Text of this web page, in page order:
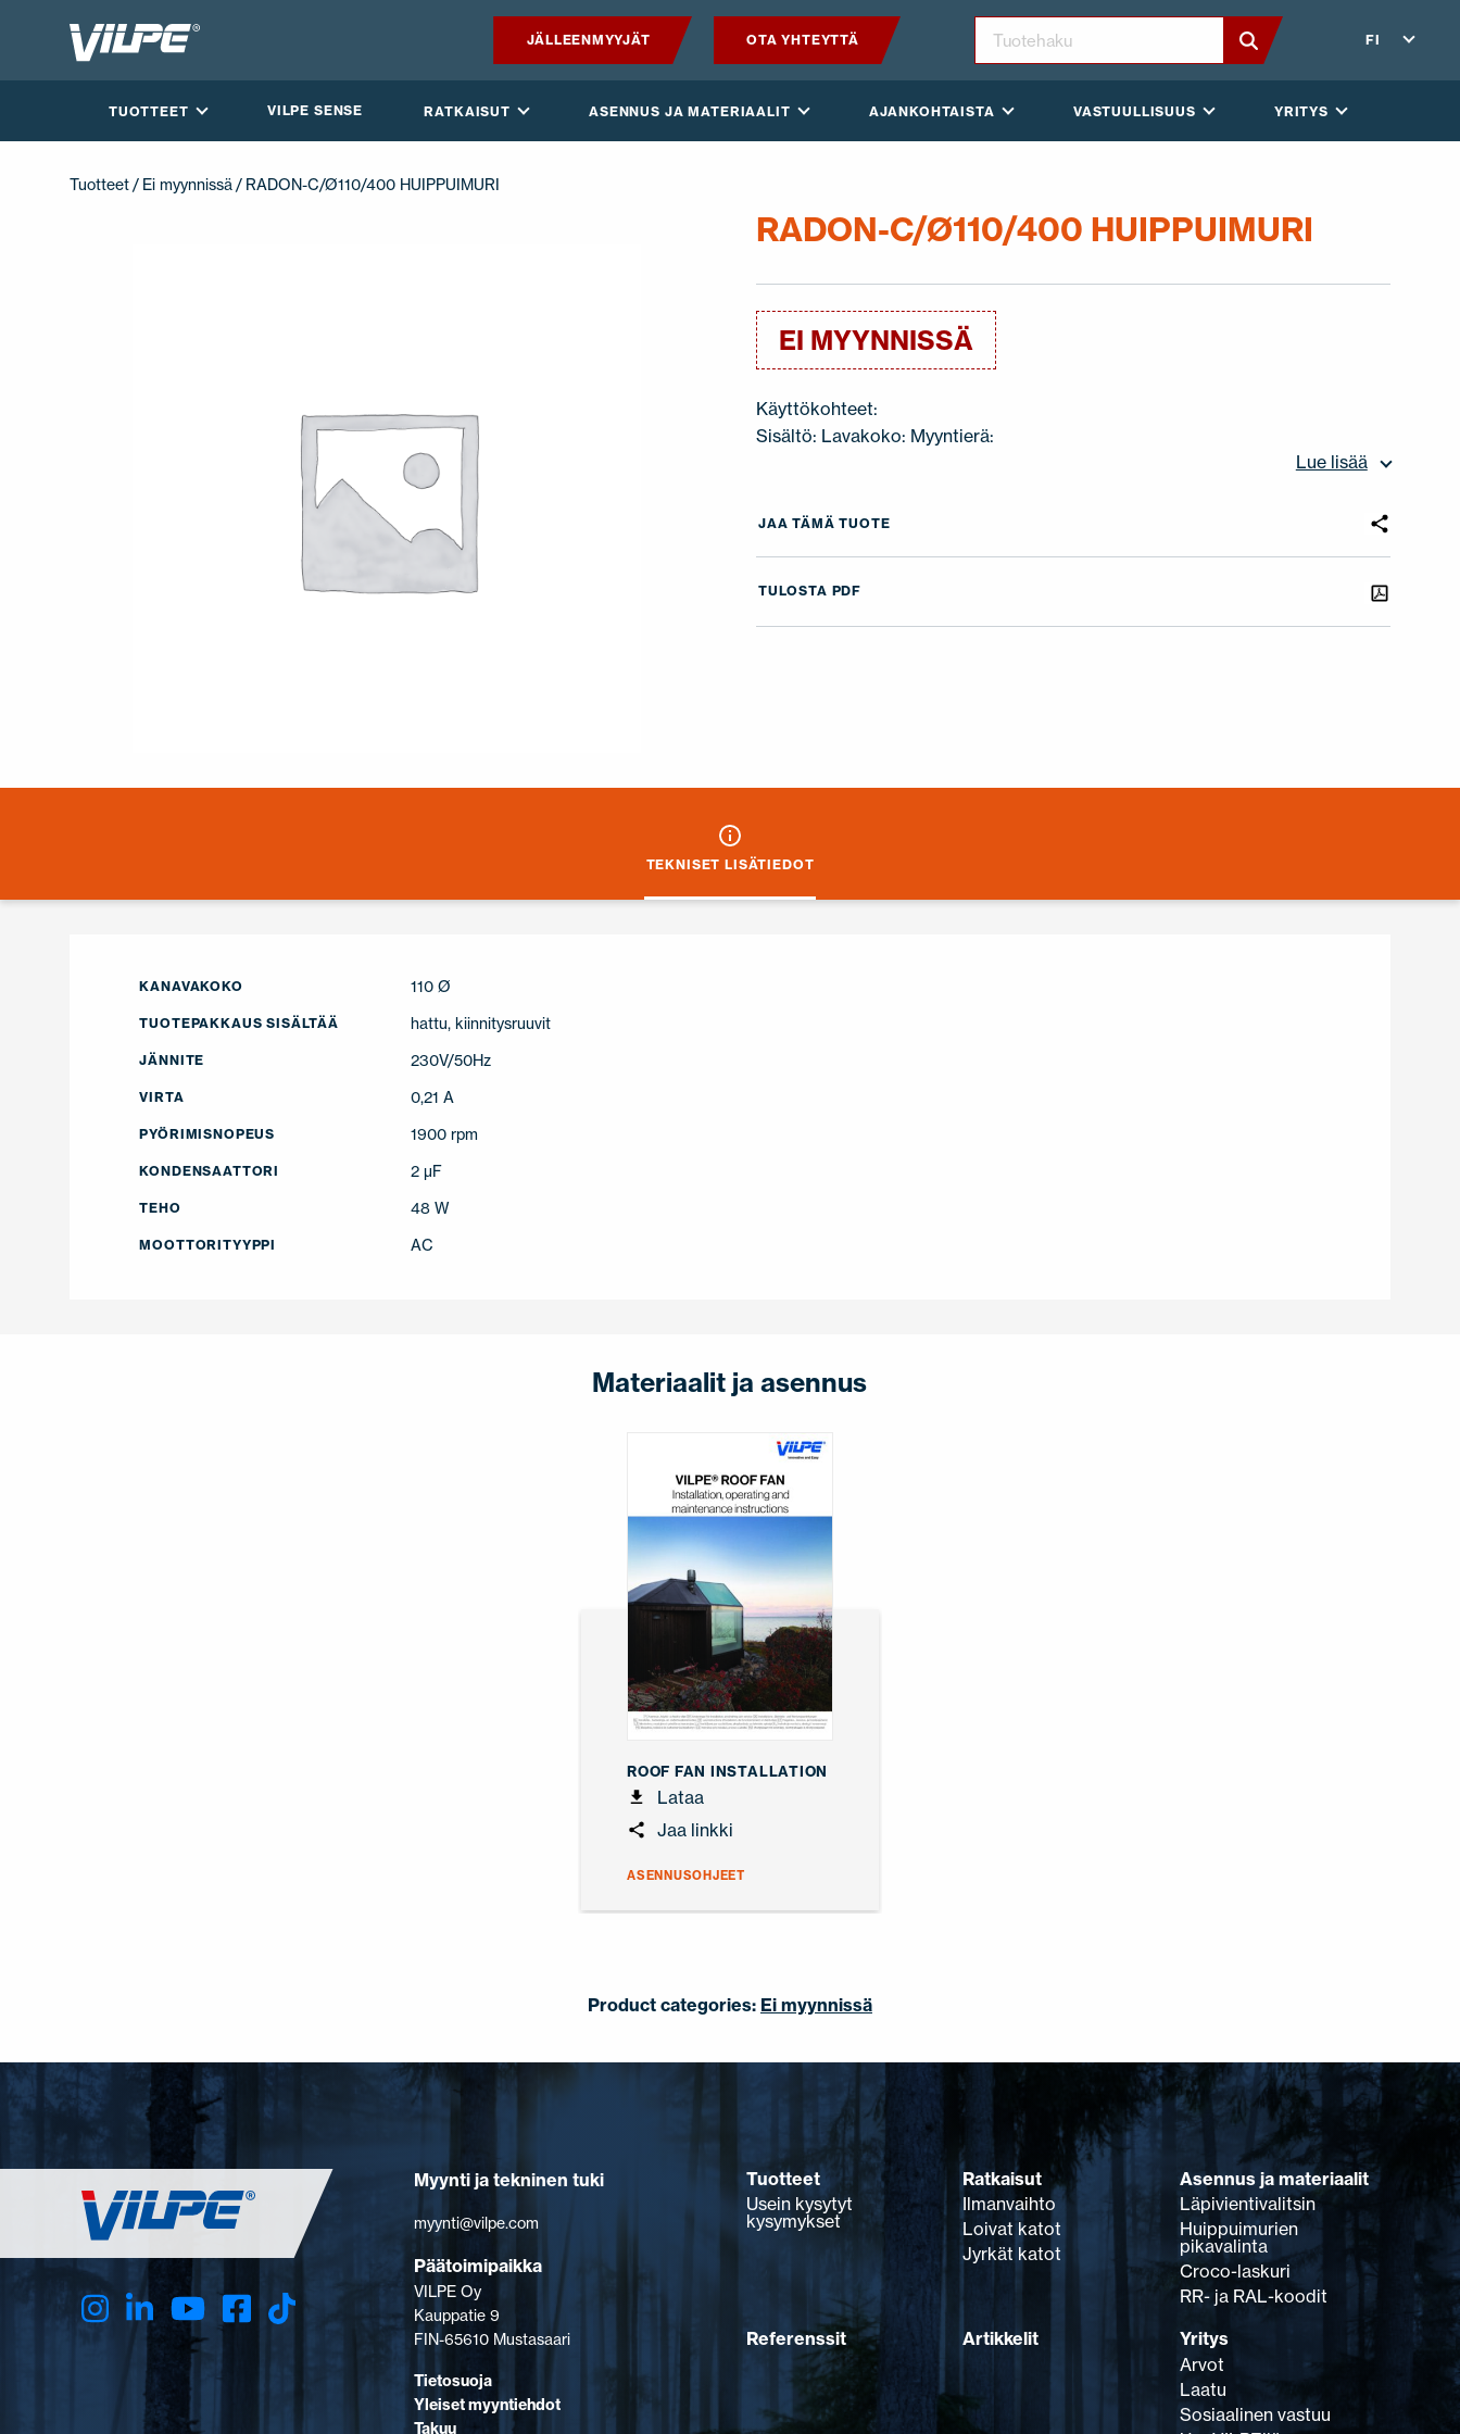
JÄLLEENMYYJÄT OTA YHTEYTTÄ FI
TUOTTEET VILPE SENSE RATKAISUT ASENNUS JA MATERIAALIT AJANKOHTAISTA VASTUULLISUUS YRITYS
AJANKOHTAISTA
OTA YHTEYTTÄ
UK RU
Tuotteet / Ei myynnissä / RADON-C/Ø110/400 HUIPPUIMURI
RADON-C/Ø110/400 HUIPPUIMURI
EI MYYNNISSÄ
Käyttökohteet:
Sisältö: Lavakoko: Myyntierä:
Lue lisää
JAA TÄMÄ TUOTE
TULOSTA PDF
TEKNISET LISÄTIEDOT
KANAVAKOKO 110 Ø
TUOTEPAKKAUS SISÄLTÄÄ hattu, kiinnitysruuvit
JÄNNITE 230V/50Hz
VIRTA 0,21 A
PYÖRIMISNOPEUS 1900 rpm
KONDENSAATTORI 2 µF
TEHO 48 W
MOOTTORITYYPPI AC
Materiaalit ja asennus
ROOF FAN INSTALLATION
Lataa
Jaa linkki
ASENNUSOHJEET
Product categories: Ei myynnissä
Myynti ja tekninen tuki
myynti@vilpe.com
Päätoimipaikka
VILPE Oy
Kauppatie 9
FIN-65610 Mustasaari
Tietosuoja
Yleiset myyntiehdot
Takuu
Tuotteet
Usein kysytyt
kysymykset
Ratkaisut
Ilmanvaihto
Loivat katot
Jyrkät katot
Asennus ja materiaalit
Läpivientivalitsin
Huippuimurien
pikavalinta
Croco-laskuri
RR- ja RAL-koodit
Referenssit
Artikkelit
Yritys
Arvot
Laatu
Sosiaalinen vastuu